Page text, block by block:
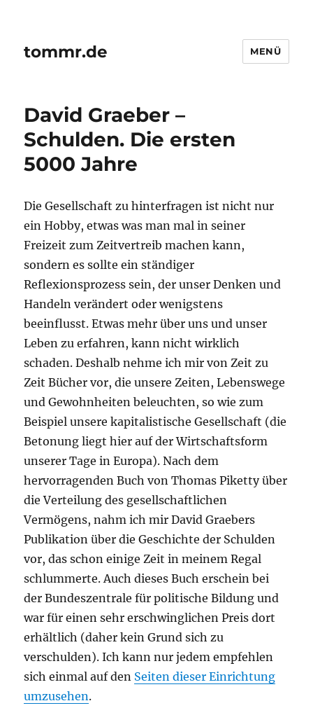
tommr.de MENÜ
David Graeber –
Schulden. Die ersten
5000 Jahre
Die Gesellschaft zu hinterfragen ist nicht nur
ein Hobby, etwas was man mal in seiner
Freizeit zum Zeitvertreib machen kann,
sondern es sollte ein ständiger
Reflexionsprozess sein, der unser Denken und
Handeln verändert oder wenigstens
beeinflusst. Etwas mehr über uns und unser
Leben zu erfahren, kann nicht wirklich
schaden. Deshalb nehme ich mir von Zeit zu
Zeit Bücher vor, die unsere Zeiten, Lebenswege
und Gewohnheiten beleuchten, so wie zum
Beispiel unsere kapitalistische Gesellschaft (die
Betonung liegt hier auf der Wirtschaftsform
unserer Tage in Europa). Nach dem
hervorragenden Buch von Thomas Piketty über
die Verteilung des gesellschaftlichen
Vermögens, nahm ich mir David Graebers
Publikation über die Geschichte der Schulden
vor, das schon einige Zeit in meinem Regal
schlummerte. Auch dieses Buch erschein bei
der Bundeszentrale für politische Bildung und
war für einen sehr erschwinglichen Preis dort
erhältlich (daher kein Grund sich zu
verschulden). Ich kann nur jedem empfehlen
sich einmal auf den Seiten dieser Einrichtung
umzusehen.